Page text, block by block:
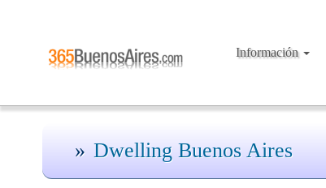
Información
Dwelling Buenos Aires